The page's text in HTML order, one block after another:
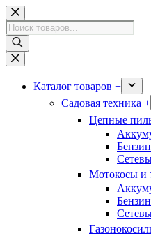
Перейти
к
сути
Поиск
товаров
Каталог товаров +
Садовая техника +
Цепные
Мотокосы и